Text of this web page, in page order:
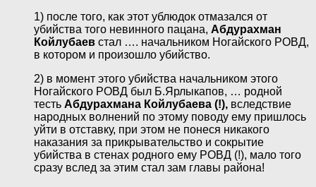
1) после того, как этот ублюдок отмазался от
убийства того невинного пацана, Абдурахман
Койлубаев стал …. начальником Ногайского РОВД,
в котором и произошло убийство.
2) в момент этого убийства начальником этого
Ногайского РОВД был Б.Ярлыкапов, … родной
тесть Абдурахмана Койлубаева (!), вследствие
народных волнений по этому поводу ему пришлось
уйти в отставку, при этом не понеся никакого
наказания за прикрывательство и сокрытие
убийства в стенах родного ему РОВД (!), мало того
сразу вслед за этим стал зам главы района!